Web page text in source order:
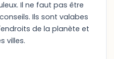
Il ne faut pas être
Ils sont valabes
de la planète et
villes.